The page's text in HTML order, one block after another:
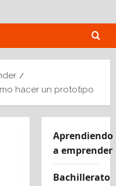
hacer un prototipo
Aprendiendo
a emprender
Bachillerato